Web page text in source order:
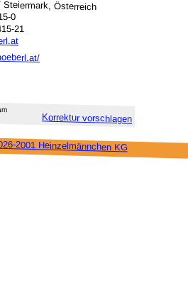
Österreich
0
21
Korrektur vor­schlagen
2001 Heinzel­männchen KG